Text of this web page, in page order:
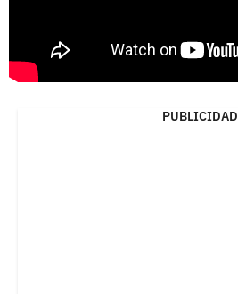
PUBLICIDAD